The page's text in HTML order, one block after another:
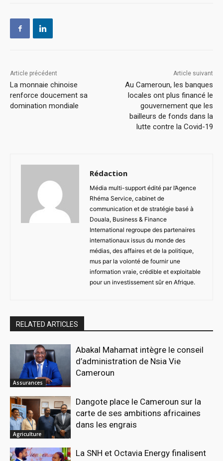
Article précédent
La monnaie chinoise
renforce doucement sa
domination mondiale
Article suivant
Au Cameroun, les banques
locales ont plus financé le
gouvernement que les
bailleurs de fonds dans la
lutte contre la Covid-19
Rédaction
Média multi-support édité par l’Agence
Rhéma Service, cabinet de
communication et de stratégie basé à
Douala, Business & Finance
International regroupe des partenaires
internationaux issus du monde des
médias, des affaires et de la politique,
mus par la volonté de fournir une
information vraie, crédible et exploitable
pour un investissement sûr en Afrique.
RELATED ARTICLES
Assurances
Abakal Mahamat intègre le conseil
d’administration de Nsia Vie
Cameroun
Agriculture
Dangote place le Cameroun sur la
carte de ses ambitions africaines
dans les engrais
La SNH et Octavia Energy finalisent